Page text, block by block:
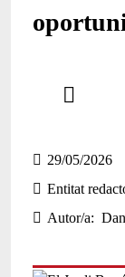
29/05/2026
Entitat
Autor/a